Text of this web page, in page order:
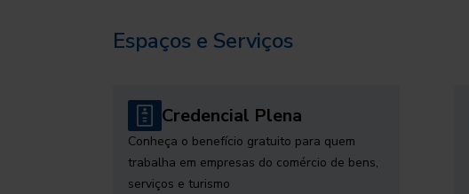
Espaços e Serviços
Credencial Plena
Conheça o benefício gratuito para quem
trabalha em empresas do comércio de bens,
serviços e turismo